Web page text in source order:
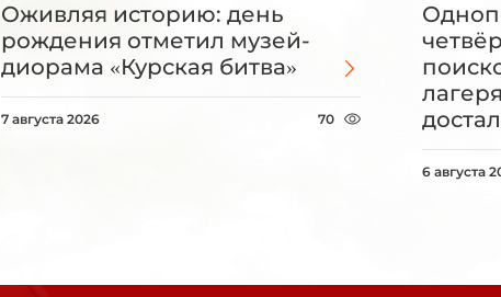
Оживляя историю: день
рождения отметил музей-
диорама «Курская битва»
7 августа 2026 70
6 августа